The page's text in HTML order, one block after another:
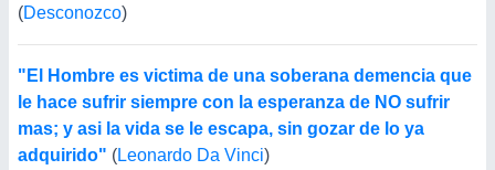
(Desconozco)
"El Hombre es victima de una soberana demencia que
le hace sufrir siempre con la esperanza de NO sufrir
mas; y asi la vida se le escapa, sin gozar de lo ya
adquirido" (Leonardo Da Vinci)